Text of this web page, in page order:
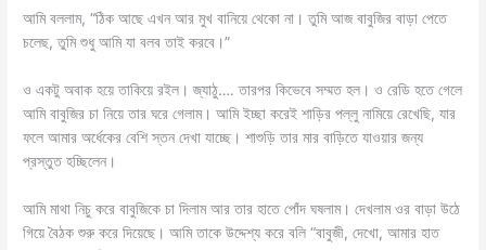
আমি বললাম, “ঠিক আছে এখন আর মুখ বানিয়ে থেকো না। তুমি আজ বাবুজির বাড়া পেতে
চলেছ, তুমি শুধু আমি যা বলব তাই করবে।”
ও একটু অবাক হয়ে তাকিয়ে রইল। জ্যাঠু…. তারপর কিভেবে সম্মত হল। ও রেডি হতে গেলে
আমি বাবুজির চা নিয়ে তার ঘরে গেলাম। আমি ইচ্ছা করেই শাড়ির পল্লু নামিয়ে রেখেছি, যার
ফলে আমার অর্ধেকের বেশি স্তন দেখা যাচ্ছে। শাশুড়ি তার মার বাড়িতে যাওয়ার জন্য
প্রস্তুত হচ্ছিলেন।
আমি মাথা নিচু করে বাবুজিকে চা দিলাম আর তার হাতে পোঁদ ঘষলাম। দেখলাম ওর বাড়া উঠে
গিয়ে বৈঠক শুরু করে দিয়েছে। আমি তাকে উদ্দেশ্য করে বলি “বাবুজী, দেখো, আমার হাত